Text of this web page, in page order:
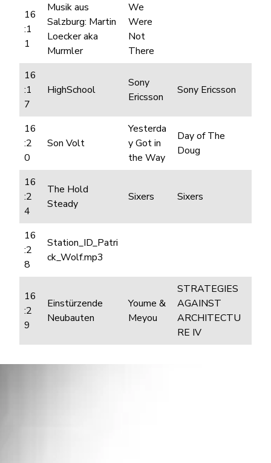
16
:1
1
Musik aus
Salzburg: Martin
Loecker aka
Murmler
We
Were
Not
There
16
:1
7
HighSchool
Sony
Ericsson
Sony Ericsson
16
:2
0
Son Volt
Yesterda
y Got in
the Way
Day of The
Doug
16
:2
4
The Hold
Steady
Sixers Sixers
16
:2
8
Station_ID_Patri
ck_Wolf.mp3
16
:2
9
Einstürzende
Neubauten
Youme &
Meyou
STRATEGIES
AGAINST
ARCHITECTU
RE IV